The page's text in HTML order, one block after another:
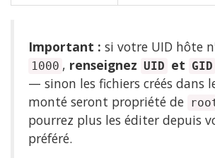
Important : si votre UID hôte
1000 , renseignez UID et GID
— sinon les fichiers créés dans
monté seront propriété de
pourrez plus les éditer depuis
préféré.